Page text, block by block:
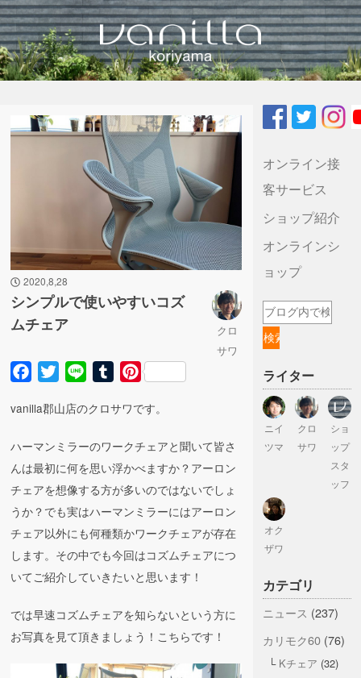
2020,8,28
シンプルで使いやすいコズ
ムチェア
クロ
サワ
Facebook
Twitter Line TumblrPinterest
vanilla郡山店のクロサワです。
ハーマンミラーのワークチェアと聞いて皆さ
んは最初に何を思い浮かべますか？アーロン
チェアを想像する方が多いのではないでしょ
うか？でも実はハーマンミラーにはアーロン
チェア以外にも何種類かワークチェアが存在
します。その中でも今回はコズムチェアにつ
いてご紹介していきたいと思います！
では早速コズムチェアを知らないという方に
お写真を見て頂きましょう！こちらです！
オンライン接
客サービス
ショップ紹介
オンラインシ
ョップ
ライター
ニイ
ツマ
クロ
サワ
ショ
ップ
スタ
ッフ
オク
ザワ
カテゴリ
ニュース (237)
カリモク60(76)
Kチェア (32)